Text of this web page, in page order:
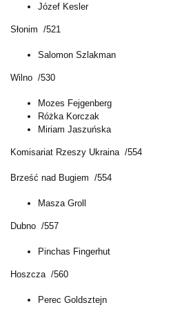
Józef Kesler
Słonim /521
Salomon Szlakman
Wilno /530
Mozes Fejgenberg
Różka Korczak
Miriam Jaszuńska
Komisariat Rzeszy Ukraina /554
Brześć nad Bugiem /554
Masza Groll
Dubno /557
Pinchas Fingerhut
Hoszcza /560
Perec Goldsztejn